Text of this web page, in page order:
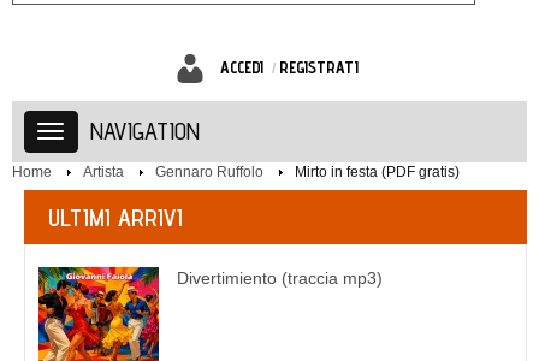
ACCEDI REGISTRATI
NAVIGATION
Home Artista Gennaro Ruffolo Mirto in festa (PDF gratis)
ULTIMI ARRIVI
Divertimiento (traccia mp3)